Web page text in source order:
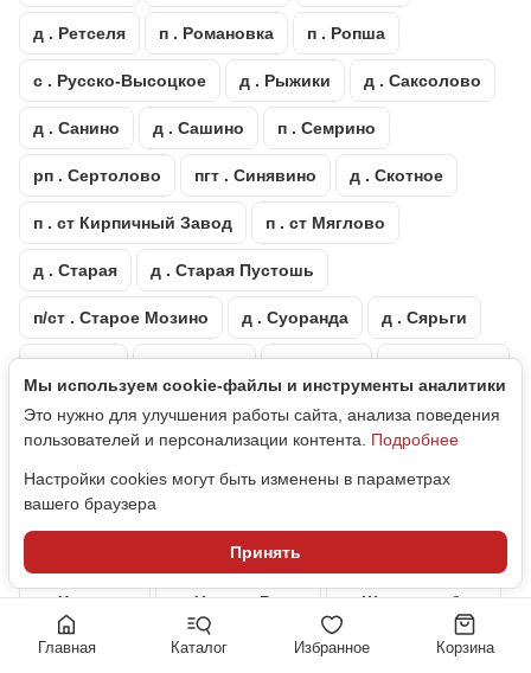
д . Ретселя п . Романовка п . Ропша
с . Русско-Высоцкое д . Рыжики д . Саксолово
д . Санино д . Сашино п . Семрино
рп . Сертолово пгт . Синявино д . Скотное
п . ст Кирпичный Завод п . ст Мяглово
д . Старая д . Старая Пустошь
п/ст . Старое Мозино д . Суоранда д . Сярьги
д . Тавры пгт . Тайцы д . Телези п . Тельмана
массив . Тихвинка д . Токкари гп . Токсово
пгт . Ульяновка
д . Хапо-Ое
д . Хязельки д . Черная Речка г . Шлиссельбург
массив . Щеглово д . Энколово массив . Юкки
Главная Каталог Избранное Корзина
Мы используем cookie‑файлы и инструменты аналитики
Это нужно для улучшения работы сайта, анализа поведения
пользователей и персонализации контента. Подробнее
Настройки cookies могут быть изменены в параметрах
вашего браузера
Принять